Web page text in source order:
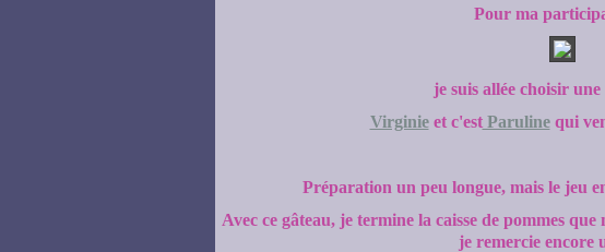
Pour ma
je suis allée choisir une
Virginieet c'estParulinequi
Préparation un peu longue, mais le jeu
Avec ce gâteau, je termine la caisse de pommes
je remercie encore